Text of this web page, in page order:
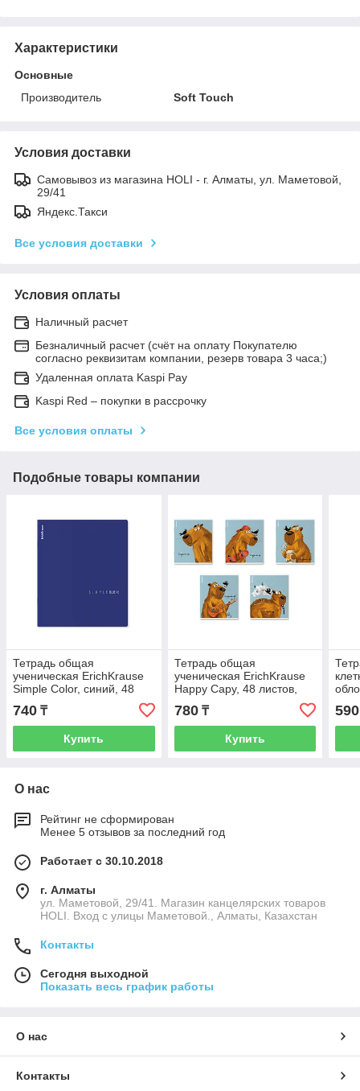
Характеристики
Основные
Производитель
Soft Touch
Условия доставки
Самовывоз из магазина HOLI - г. Алматы, ул. Маметовой,
29/41
Яндекс.Такси
Все условия доставки
Условия оплаты
Наличный расчет
Безналичный расчет (счёт на оплату Покупателю
согласно реквизитам компании, резерв товара 3 часа;)
Удаленная оплата Kaspi Pay
Kaspi Red – покупки в рассрочку
Все условия оплаты
Подобные товары компании
Тетрадь общая
ученическая ErichKrause
Simple Color, синий, 48
листов, клетка, ламинация
soft-touch+в
740 ₸
Купить
Тетрадь общая
ученическая ErichKrause
Happy Capy, 48 листов,
клетка, ламинация soft-
touch+выборочный
780₸
Купить
590
О нас
Рейтинг не сформирован
Менее 5 отзывов за последний год
Работает с 30.10.2018
г. Алматы
ул. Маметовой, 29/41. Магазин канцелярских товаров
HOLI. Вход с улицы Маметовой., Алматы, Казахстан
Контакты
Сегодня выходной
Показать весь график работы
О нас
Контакты